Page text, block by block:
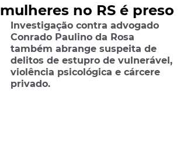
mulheres no RS é preso
Investigação contra advogado
Conrado Paulino da Rosa
também abrange suspeita de
delitos de estupro de vulnerável,
violência psicológica e cárcere
privado.